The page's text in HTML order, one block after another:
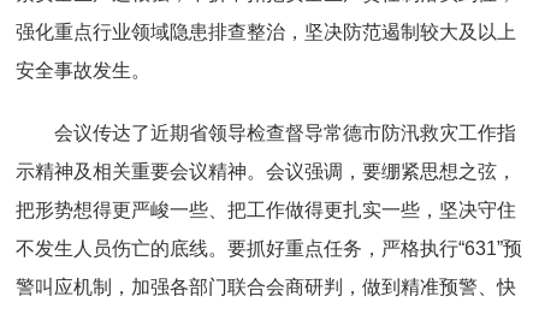
强化重点行业领域隐患排查整治，坚决防范遏制较大及以上
安全事故发生。
会议传达了近期省领导检查督导常德市防汛救灾工作指
示精神及相关重要会议精神。会议强调，要绷紧思想之弦，
把形势想得更严峻一些、把工作做得更扎实一些，坚决守住
不发生人员伤亡的底线。要抓好重点任务，严格执行“631”预
警叫应机制，加强各部门联合会商研判，做到精准预警、快